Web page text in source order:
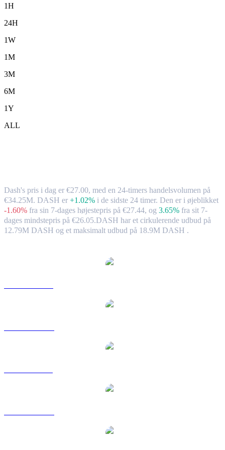
1H
24H
1W
1M
3M
6M
1Y
ALL
Dash's pris i dag er €27.00, med en 24-timers handelsvolumen på
€34.25M. DASH er +1.02% i de sidste 24 timer. Den er i øjeblikket
-1.60% fra sin 7-dages højestepris på €27.44, og 3.65% fra sit 7-
dages mindstepris på €26.05.DASH har et cirkulerende udbud på
12.79M DASH og et maksimalt udbud på 18.9M DASH .